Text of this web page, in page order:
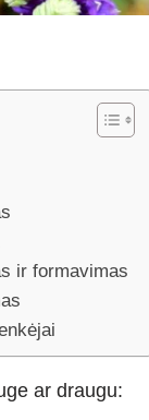
ir formavimas
ar draugu: